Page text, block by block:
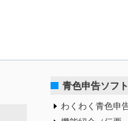
青色申告ソフト
わくわく青色申